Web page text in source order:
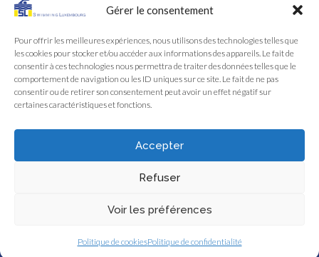
Gérer le consentement
Pour offrir les meilleures expériences, nous utilisons des technologies telles que
les cookies pour stocker et/ou accéder aux informations des appareils. Le fait de
consentir à ces technologies nous permettra de traiter des données telles que le
comportement de navigation ou les ID uniques sur ce site. Le fait de ne pas
consentir ou de retirer son consentement peut avoir un effet négatif sur
certaines caractéristiques et fonctions.
Accepter
Refuser
Voir les préférences
Politique de cookiesPolitique de confidentialité
ARCHIVES
Swimming Luxembourg asbl - 13A, Boulevard Royal, L-2449 Luxembourg
- RCS F922
Swimming Luxembourg - 2026 - Tous droits réservés -
confidentialité